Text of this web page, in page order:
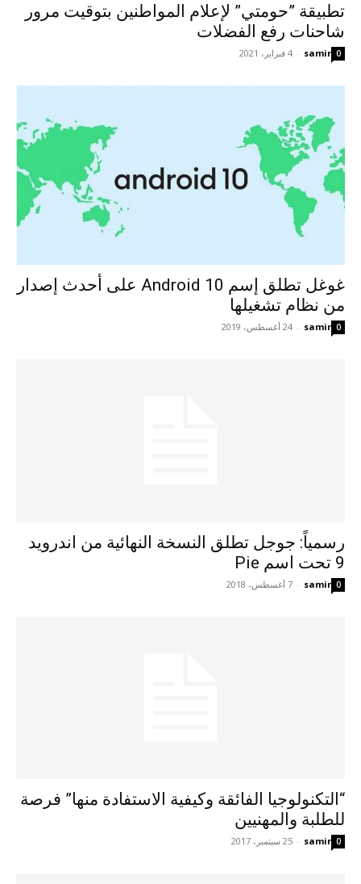
تطبيقة ”حومتي” لإعلام المواطنين بتوقيت مرور
شاحنات رفع الفضلات
samir
- 4 فبراير، 2021 0
غوغل تطلق إسم Android 10 على أحدث إصدار
من نظام تشغيلها
samir
- 24 أغسطس، 2019 0
رسمياً: جوجل تطلق النسخة النهائية من اندرويد
9 تحت اسم Pie
samir
- 7 أغسطس، 2018 0
“التكنولوجيا الفائقة وكيفية الاستفادة منها” فرصة
للطلبة والمهنيين
samir
- 25 سبتمبر، 2017 0